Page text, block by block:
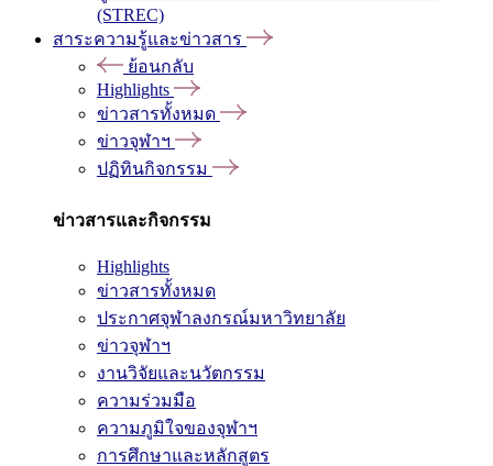
(STREC)
สาระความรู้และข่าวสาร
ย้อนกลับ
Highlights
ข่าวสารทั้งหมด
ข่าวจุฬาฯ
ปฏิทินกิจกรรม
ข่าวสารและกิจกรรม
Highlights
ข่าวสารทั้งหมด
ประกาศจุฬาลงกรณ์มหาวิทยาลัย
ข่าวจุฬาฯ
งานวิจัยและนวัตกรรม
ความร่วมมือ
ความภูมิใจของจุฬาฯ
การศึกษาและหลักสูตร